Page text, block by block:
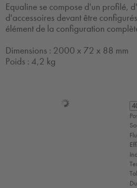
Equaline se compose d'un profilé,
d'accessoires devant être
élément de la configuration
Dimensions : 2000 x 72 x 88 mm
Poids : 4,2 kg